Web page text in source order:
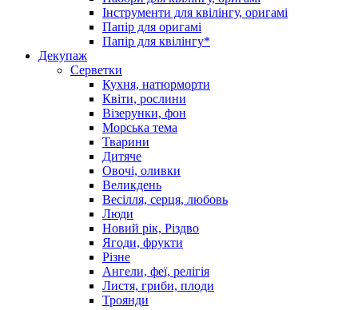
Інструменти для квілінгу, оригамі
Папір для оригамі
Папір для квілінгу*
Декупаж
Серветки
Кухня, натюрморти
Квіти, рослини
Візерунки, фон
Морська тема
Тварини
Дитяче
Овочі, оливки
Великдень
Весілля, серця, любовь
Люди
Новий рік, Різдво
Ягоди, фрукти
Різне
Ангели, феї, релігія
Листя, гриби, плоди
Троянди